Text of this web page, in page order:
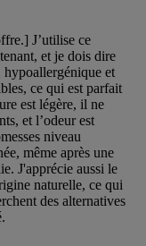
J’utilise ce
et je dois dire
hypoallergénique et
ce qui est parfait
est légère, il ne
et l’odeur est
niveau
même après une
J'apprécie aussi le
naturelle, ce qui
des alternatives